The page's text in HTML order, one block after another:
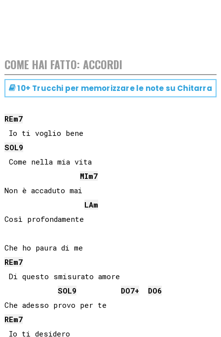
COME HAI FATTO: ACCORDI
10+ Trucchi per memorizzare le note su Chitarra
REm7
SOL9
Come nella mia vita
MIm7
Non è accaduto mai
LAm
Così profondamente
REm7
Di questo smisurato amore
SOL9 DO7+ DO6
REm7
Io ti desidero